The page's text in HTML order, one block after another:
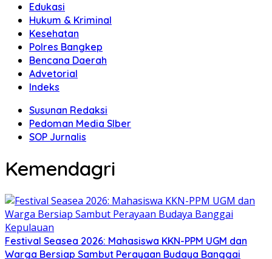
Edukasi
Hukum & Kriminal
Kesehatan
Polres Bangkep
Bencana Daerah
Advetorial
Indeks
Susunan Redaksi
Pedoman Media SIber
SOP Jurnalis
Kemendagri
Festival Seasea 2026: Mahasiswa KKN-PPM UGM dan
Warga Bersiap Sambut Perayaan Budaya Banggai